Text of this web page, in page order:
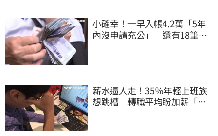
小確幸！一早入帳4.2萬「5年
內沒申請充公」 還有18筆錢
薪水逼人走！35％年輕上班族
想跳槽 轉職平均盼加薪「破